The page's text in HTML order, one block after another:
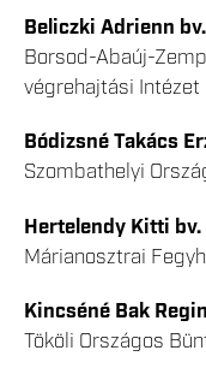
Beliczki Adrienn
Borsod-Abaúj-
végrehajtási Intézet
Bódizsné Takács
Szombathelyi
Hertelendy Kitti
Márianosztrai
Kincséné Bak
Tököli Országos